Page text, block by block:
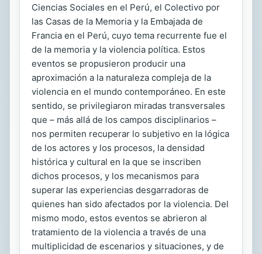
Ciencias Sociales en el Perú, el Colectivo por
las Casas de la Memoria y la Embajada de
Francia en el Perú, cuyo tema recurrente fue el
de la memoria y la violencia política. Estos
eventos se propusieron producir una
aproximación a la naturaleza compleja de la
violencia en el mundo contemporáneo. En este
sentido, se privilegiaron miradas transversales
que – más allá de los campos disciplinarios –
nos permiten recuperar lo subjetivo en la lógica
de los actores y los procesos, la densidad
histórica y cultural en la que se inscriben
dichos procesos, y los mecanismos para
superar las experiencias desgarradoras de
quienes han sido afectados por la violencia. Del
mismo modo, estos eventos se abrieron al
tratamiento de la violencia a través de una
multiplicidad de escenarios y situaciones, y de